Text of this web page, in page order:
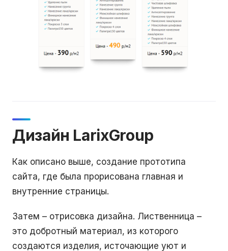
Дизайн LarixGroup
Как описано выше, создание прототипа
сайта, где была прорисована главная и
внутренние страницы.
Затем – отрисовка дизайна. Лиственница –
это добротный материал, из которого
создаются изделия, источающие уют и